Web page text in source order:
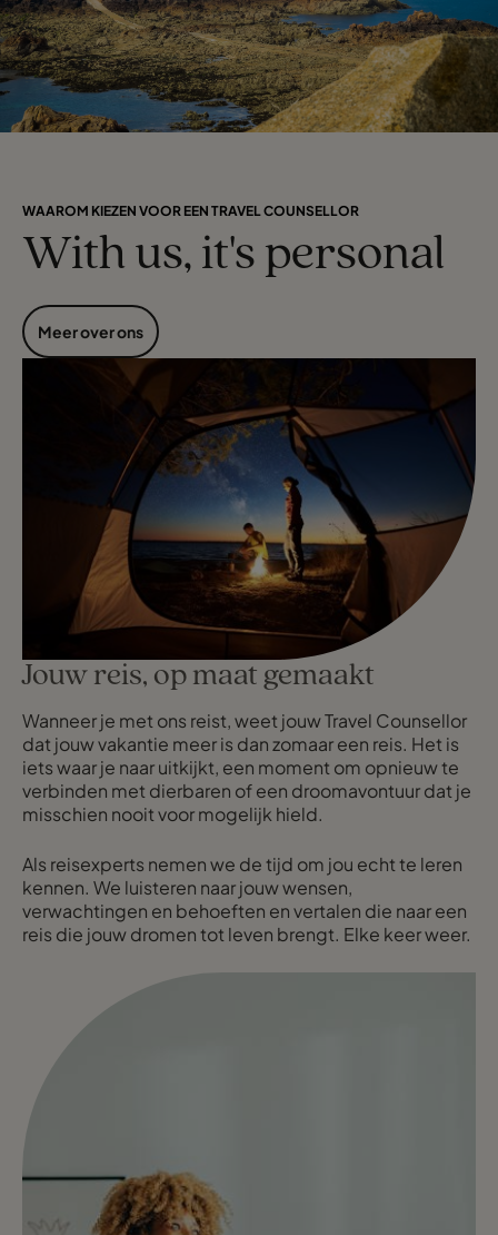
WAAROM KIEZEN VOOR EEN TRAVEL COUNSELLOR
With us, it's personal
Meer over ons
Jouw reis, op maat gemaakt
Wanneer je met ons reist, weet jouw Travel Counsellor
dat jouw vakantie meer is dan zomaar een reis. Het is
iets waar je naar uitkijkt, een moment om opnieuw te
verbinden met dierbaren of een droomavontuur dat je
misschien nooit voor mogelijk hield.
Als reisexperts nemen we de tijd om jou echt te leren
kennen. We luisteren naar jouw wensen,
verwachtingen en behoeften en vertalen die naar een
reis die jouw dromen tot leven brengt. Elke keer weer.